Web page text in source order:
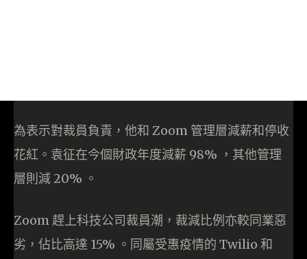
為表示對裁員負責，他和 Zoom 管理層減薪和停收
花紅。袁征在今個財政年度減薪 98% ，其他管理
層則減 20% 。
Zoom 趕上科技公司裁員潮，裁減比例亦較同業惡
劣，佔比高達 15% 。同屬受惠疫情的 Twilio 和